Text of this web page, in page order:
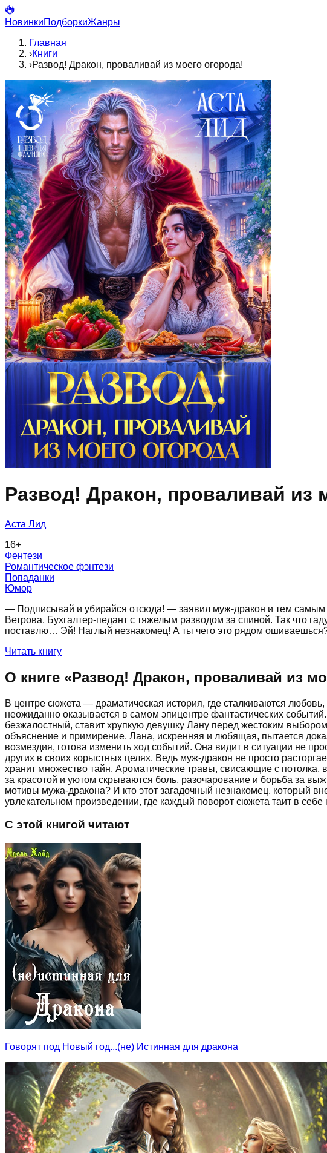
НовинкиПодборкиЖанры
Главная
›Книги
›Развод! Дракон, проваливай из моего огорода!
Развод! Дракон, проваливай из
Аста Лид
16+
Фентези
Романтическое фэнтези
Попаданки
Юмор
— Подписывай и убирайся отсюда! — заявил муж-дракон и тем самым
Ветрова. Бухгалтер-педант с тяжелым разводом за спиной. Так что
поставлю… Эй! Наглый незнакомец! А ты чего это рядом
Читать книгу
О книге «Развод! Дракон, проваливай из
В центре сюжета — драматическая история, где сталкиваются
неожиданно оказывается в самом эпицентре фантастических
безжалостный, ставит хрупкую девушку Лану перед жестоким
объяснение и примирение. Лана, искренняя и любящая, пытается
возмездия, готова изменить ход событий. Она видит в ситуации не
других в своих корыстных целях. Ведь муж-дракон не просто
хранит множество тайн. Ароматические травы, свисающие с
за красотой и уютом скрываются боль, разочарование и борьба за
мотивы мужа-дракона? И кто этот загадочный незнакомец, который
увлекательном произведении, где каждый поворот сюжета таит в
С этой книгой читают
Говорят под Новый год...(не) Истинная для дракона